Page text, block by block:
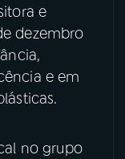
e
dezembro
e em
no grupo